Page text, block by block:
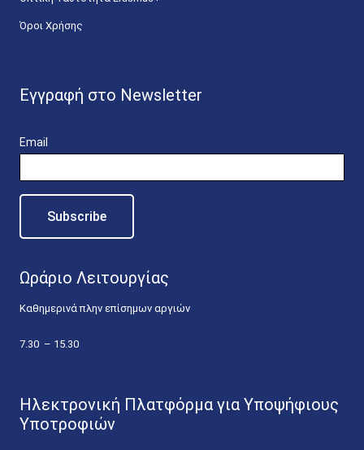
Όροι Χρήσης
Εγγραφή στο Newsletter
Email
Ωράριο Λειτουργίας
Καθημερινά πλην επίσημων αργιών
7.30 – 15.30
Ηλεκτρονική Πλατφόρμα για Υποψήφιους
Υποτροφιών